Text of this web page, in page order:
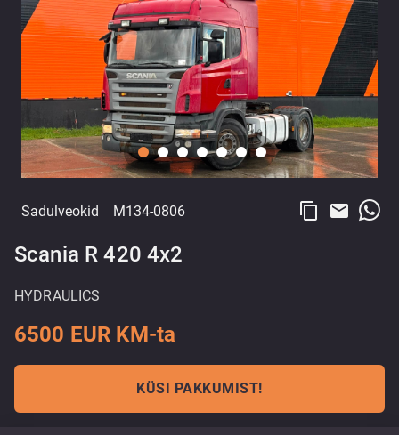
Sadulveokid M134-0806 content_copy email
Scania R 420 4x2
HYDRAULICS
6500 EUR KM-ta
KÜSI PAKKUMIST!